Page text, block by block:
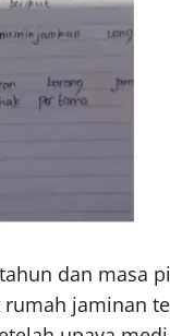
dan masa
jaminan